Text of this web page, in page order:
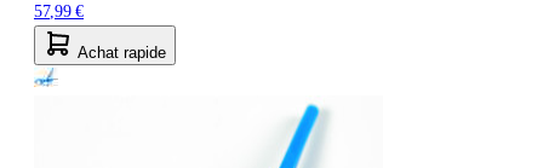
57,99 €
Achat rapide